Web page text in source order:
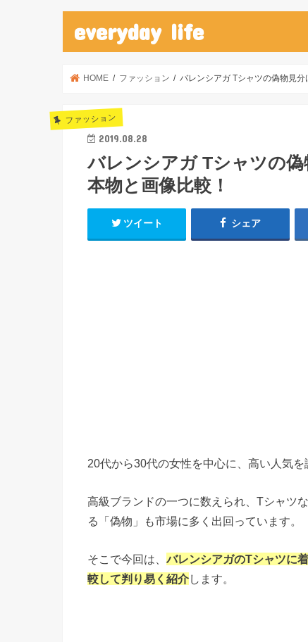
everyday life
HOME ファッション バレンシアガ Tシャツの偽物見
ファッション
2019.08.28
バレンシアガ Tシャツの
本物と画像比較！
ツイート シェア
20代から30代の女性を中心に、高い人気を
高級ブランドの一つに数えられ、Tシャツ
る「偽物」も市場に多く出回っています。
そこで今回は、バレンシアガのTシャツに
較して判り易く紹介します。